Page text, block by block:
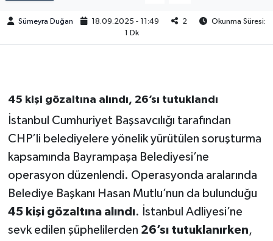
Sümeyra Duğan 18.09.2025 - 11:49 2
Okunma Süresi:
1 Dk
45 kişi gözaltına alındı, 26’sı tutuklandı
İstanbul Cumhuriyet Başsavcılığı tarafından
CHP’li belediyelere yönelik yürütülen soruşturma
kapsamında Bayrampaşa Belediyesi’ne
operasyon düzenlendi. Operasyonda aralarında
Belediye Başkanı Hasan Mutlu’nun da bulunduğu
45 kişi gözaltına alındı. İstanbul Adliyesi’ne
sevk edilen şüphelilerden 26’sı tutuklanırken,